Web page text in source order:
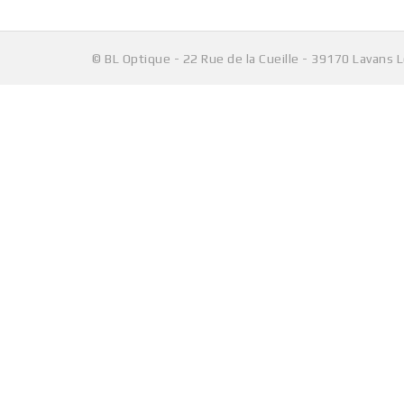
© BL Optique - 22 Rue de la Cueille - 39170